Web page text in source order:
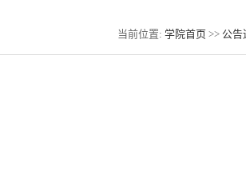
当前位置: 学院首页 >> 公告